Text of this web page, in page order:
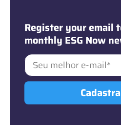
Register your email
monthly ESG Now